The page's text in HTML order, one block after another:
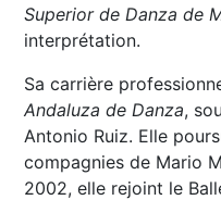
Superior de Danza de
interprétation.
Sa carrière
Andaluza de Danza,
Antonio Ruiz. Elle
compagnies de Mario
2002, elle rejoint le